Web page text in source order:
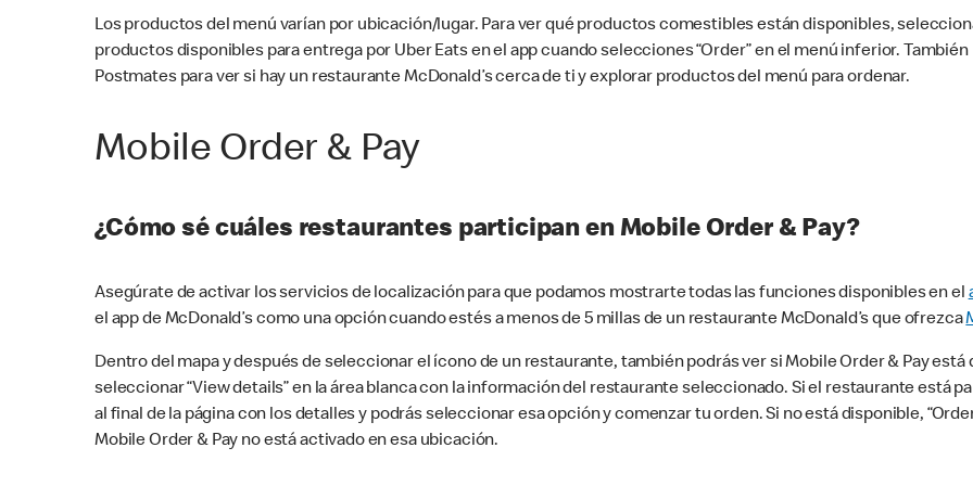
Los productos del menú varían por ubicación/lugar. Para ver qué productos comestibles están disponibles,
productos disponibles para entrega por Uber Eats en el app cuando selecciones “Order” en el menú inferior.
Postmates para ver si hay un restaurante McDonald’s cerca de ti y explorar productos del menú para ordenar.
Mobile Order & Pay
¿Cómo sé cuáles restaurantes participan en Mobile Order & Pay?
Asegúrate de activar los servicios de localización para que podamos mostrarte todas las funciones disponibles en el
el app de McDonald’s como una opción cuando estés a menos de 5 millas de un restaurante McDonald’s que ofrezca
Dentro del mapa y después de seleccionar el ícono de un restaurante, también podrás ver si Mobile Order & Pay
seleccionar “View details” en la área blanca con la información del restaurante seleccionado. Si el restaurante está
al final de la página con los detalles y podrás seleccionar esa opción y comenzar tu orden. Si no está disponible,
Mobile Order & Pay no está activado en esa ubicación.